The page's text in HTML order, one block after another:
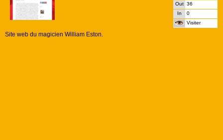
Out 36
In
0
Visiter
Site web du magicien William Eston.